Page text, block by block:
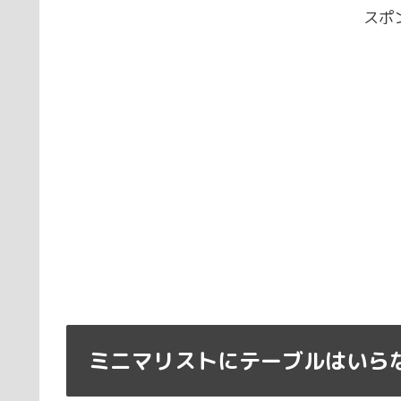
スポ
ミニマリストにテーブルはいら